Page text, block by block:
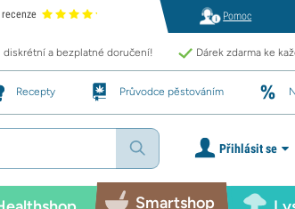
Pomoc
diskrétní a bezplatné doručení! Dárek zdarma ke
Recepty Průvodce pěstováním
Přihlásit se
Smartshop